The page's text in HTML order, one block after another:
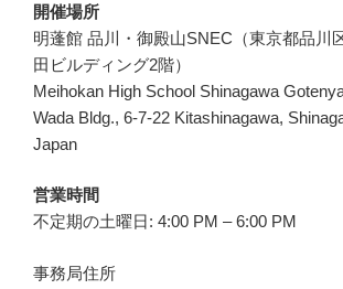
開催場所
明蓬館 品川・御殿山SNEC（東京都品川
田ビルディング2階）
Meihokan High School Shinagawa
Wada Bldg., 6-7-22 Kitashinagawa,
Japan
営業時間
不定期の土曜日: 4:00 PM – 6:00 PM
事務局住所